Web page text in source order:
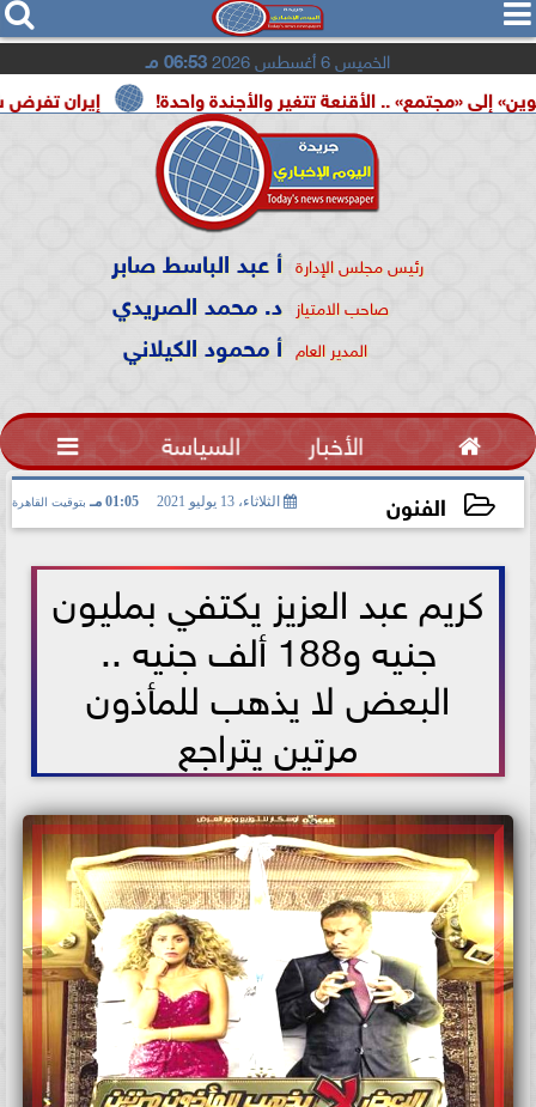
  
الخميس 6 أغسطس 2026 06:53 مـ
إيران تفرض شروطها .. الأقنعة تتغير والأجندة واحدة!
رئيس مجلس الإدارة أ عبد الباسط صابر
صاحب الامتياز د. محمد الصريدي
المدير العام أ محمود الكيلاني
 الأخبار السياسة 
الفنون الثلاثاء، 13 يوليو 2021 01:05 مـ بتوقيت القاهرة
كريم عبد العزيز يكتفي بمليون
جنيه و188 ألف جنيه ..
البعض لا يذهب للمأذون
مرتين يتراجع